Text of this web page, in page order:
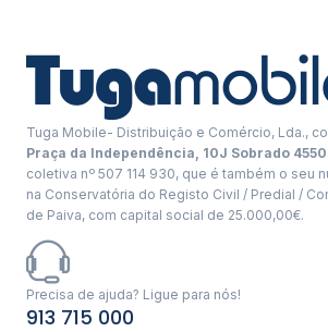
Tuga Mobile- Distribuição e Comércio, Lda.,
Praça da Independência, 10J Sobrado
coletiva nº 507 114 930, que é também o seu
na Conservatória do Registo Civil / Predial /
de Paiva, com capital social de 25.000,00€.
Precisa de ajuda? Ligue para nós!
913 715 000